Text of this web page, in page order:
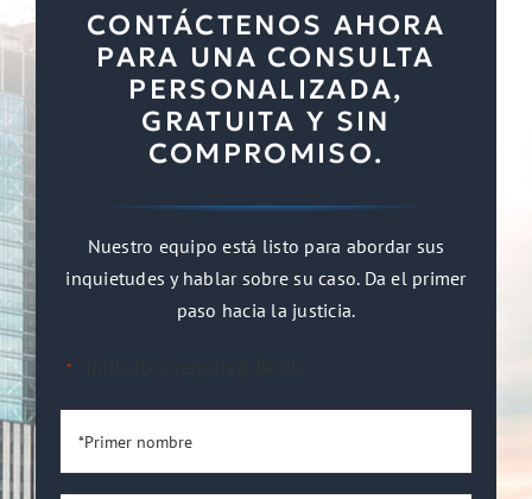
CONTÁCTENOS AHORA
PARA UNA CONSULTA
PERSONALIZADA,
GRATUITA Y SIN
COMPROMISO.
Nuestro equipo está listo para abordar sus
inquietudes y hablar sobre su caso. Da el primer
paso hacia la justicia.
"*
nombre